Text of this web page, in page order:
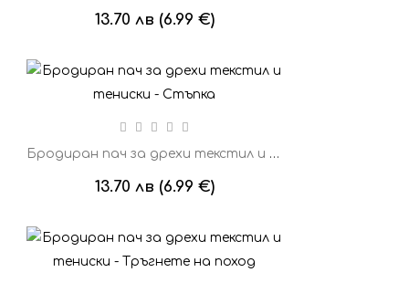
13.70 лв (6.99 €)
Бродиран пач за дрехи текстил и тениски - Стъпка
13.70 лв (6.99 €)